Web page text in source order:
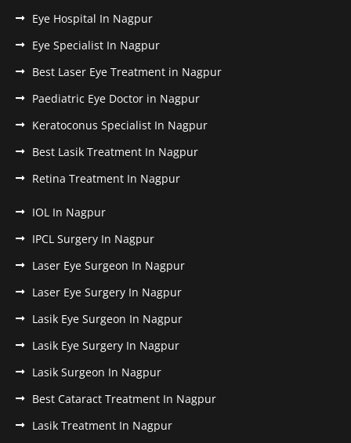
Eye Hospital In Nagpur
Eye Specialist In Nagpur
Best Laser Eye Treatment in Nagpur
Paediatric Eye Doctor in Nagpur
Keratoconus Specialist In Nagpur
Best Lasik Treatment In Nagpur
Retina Treatment In Nagpur
IOL In Nagpur
IPCL Surgery In Nagpur
Laser Eye Surgeon In Nagpur
Laser Eye Surgery In Nagpur
Lasik Eye Surgeon In Nagpur
Lasik Eye Surgery In Nagpur
Lasik Surgeon In Nagpur
Best Cataract Treatment In Nagpur
Lasik Treatment In Nagpur